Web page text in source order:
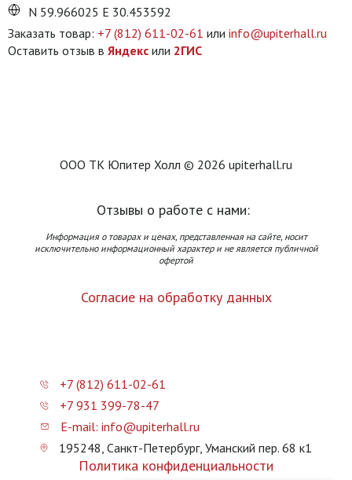
N 59.966025 E 30.453592
Заказать товар: +7 (812) 611-02-61 или info@upiterhall.ru
Оставить отзыв в Яндекс или 2ГИС
ООО ТК Юпитер Холл © 2026 upiterhall.ru
Отзывы о работе с нами:
Информация о товарах и ценах, представленная на сайте, носит
исключительно информационный характер и не является публичной
офертой
Согласие на обработку данных
+7 (812) 611-02-61
+7 931 399-78-47
E-mail: info@upiterhall.ru
195248, Санкт-Петербург, Уманский пер. 68 к1
Политика конфиденциальности